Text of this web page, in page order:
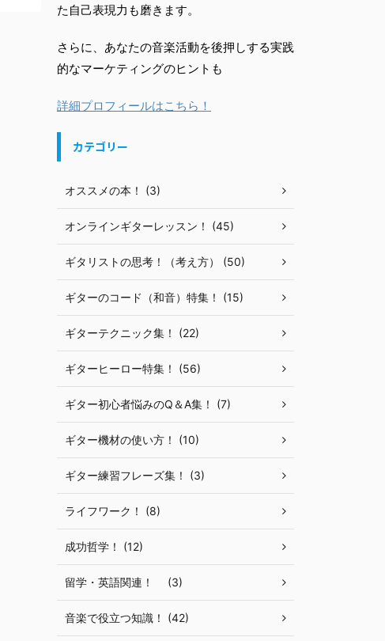
た自己表現力も磨きます。
さらに、あなたの音楽活動を後押しする実践
的なマーケティングのヒントも
詳細プロフィールはこちら！
カテゴリー
オススメの本！ (3)
オンラインギターレッスン！ (45)
ギタリストの思考！（考え方） (50)
ギターのコード（和音）特集！ (15)
ギターテクニック集！ (22)
ギターヒーロー特集！ (56)
ギター初心者悩みのQ＆A集！ (7)
ギター機材の使い方！ (10)
ギター練習フレーズ集！ (3)
ライフワーク！ (8)
成功哲学！ (12)
留学・英語関連！ (3)
音楽で役立つ知識！ (42)